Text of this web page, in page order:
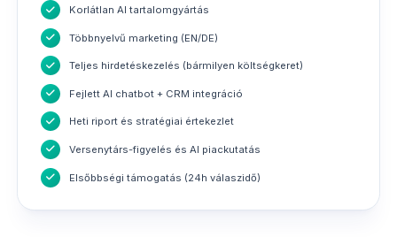
Korlátlan AI tartalomgyártás
Többnyelvű marketing (EN/DE)
Teljes hirdetéskezelés (bármilyen költségkeret)
Fejlett AI chatbot + CRM integráció
Heti riport és stratégiai értekezlet
Versenytárs-figyelés és AI piackutatás
Elsőbbségi támogatás (24h válaszidő)